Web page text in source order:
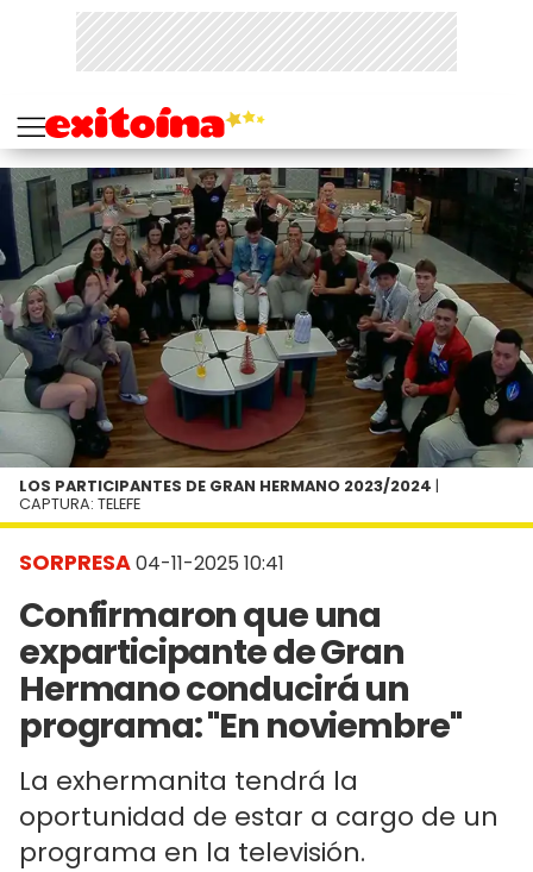
SORPRESA04-11-2025 10:41
Confirmaron que una
exparticipante de Gran
Hermano conducirá un
programa: "En noviembre"
La exhermanita tendrá la
oportunidad de estar a cargo de un
programa en la televisión.
LOS PARTICIPANTES DE GRAN HERMANO 2023/2024 |
CAPTURA: TELEFE